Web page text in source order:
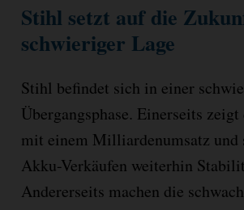
Stihl setzt auf die
schwieriger Lage
Stihl befindet sich in einer
Übergangsphase. Einerseits
mit einem Milliardenumsatz und
Akku-Verkäufen weiterhin
Andererseits machen die